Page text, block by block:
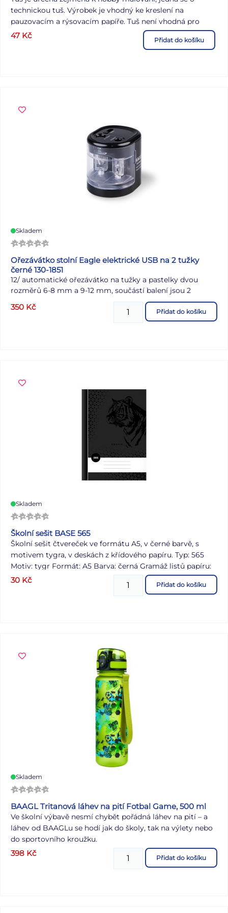
technickou tuš. Výrobek je vhodný ke kreslení na
pauzovacím a rýsovacím papíře. Tuš není vhodná pro
použití do technických per. Nabízíme v oranžové variantě.
47 Kč Přidat do košíku
Skladem
Ořezávátko stolní Eagle elektrické USB na 2 tužky
černé 130-1851
12/ automatické ořezávátko na tužky a pastelky dvou
rozměrů 6-8 mm a 9-12 mm, součástí balení jsou 2
náhradní čepele a USB adaptér, možno i na AA baterie 4
ks (nejsou součástí balení), rozměr 84x72x76mm
350 Kč Přidat do košíku
Skladem
Školní sešit BASE 565
Školní sešit čtvereček ve formátu A5, v černé barvě, s
motivem tygra, v deskách z křídového papíru. Typ: 565
Motiv: tygr Formát: A5 Barva: černá Gramáž listů papíru:
60 g Počet listů: 60, čtvereček Rozměr čtverečku: 5 x 5
mm Desky: matný křídový papír 200 g Uvedená cena je
30 Kč Přidat do košíku
Skladem
BAAGL Tritanová láhev na pití Fotbal Game, 500 ml
Ve školní výbavě nesmí chybět pořádná láhev na pití – a
láhev od BAAGLu se hodí jak do školy, tak na výlety nebo
do sportovního kroužku.
Uzamykatelné víčko nepropustí ani kapku nápoje a
398 Kč Přidat do košíku